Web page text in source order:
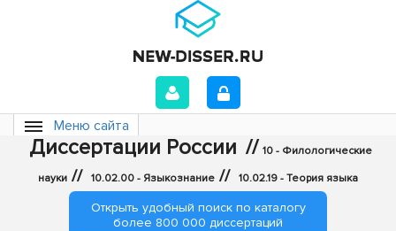
Меню сайта
Диссертации России // 10 - Филологические
науки // 10.02.00 - Языкознание // 10.02.19 - Теория языка
Открыть удобный поиск по каталогу
более 800 000 диссертаций